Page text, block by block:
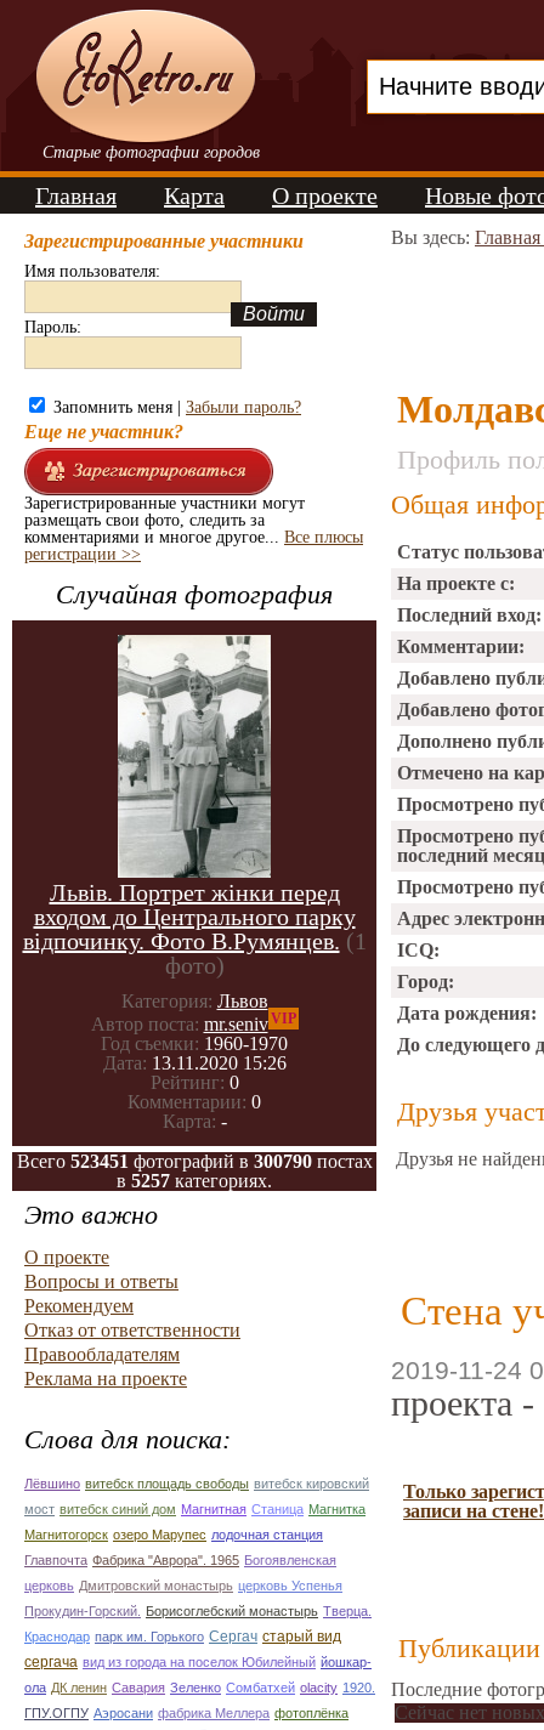
Старые фотографии городов
Главная Карта О проекте Новые
Зарегистрированные участники
Имя пользователя:
Пароль:
Запомнить меня | Забыли пароль?
Еще не участник?
Зарегистрированные участники могут
размещать свои фото, следить за
комментариями и многое другое... Все плюсы
регистрации >>
Случайная фотография
Львів. Портрет жінки перед
входом до Центрального парку
відпочинку. Фото В.Румянцев. (1
фото)
Категория: Львов
Автор поста: mr.senivVIP
Год съемки: 1960-1970
Дата: 13.11.2020 15:26
Рейтинг: 0
Комментарии: 0
Карта: -
Всего 523451 фотографий в 300790постах
в 5257 категориях.
Это важно
О проекте
Вопросы и ответы
Рекомендуем
Отказ от ответственности
Правообладателям
Реклама на проекте
Слова для поиска:
Лёвшино витебск площадь свободы витебск кировский
мост витебск синий дом Магнитная Станица Магнитка
Магнитогорск озеро Марупес лодочная станция
Главпочта Фабрика "Аврора". 1965 Богоявленская
церковь Дмитровский монастырь церковь Успенья
Прокудин-Горский.
Борисоглебский монастырь Тверца.
Краснодар парк им. Горького Сергач старый вид
сергача вид из города на поселок Юбилейный йошкар-
ола ДК ленин Савария Зеленко Сомбатхей olacity 1920.
ГПУ.ОГПУ Аэросани фабрика Меллера фотоплёнка
Вы здесь:
Профиль
Общая
Статус
На проекте с:
Последний вход:
Комментарии:
Добавлено
Добавлено
Дополнено
Отмечено на
Просмотрено
Просмотрено
последний
Просмотрено
Адрес
ICQ:
Город:
Дата рождения:
До следующего
Друзья
Друзья не
Стена
2019-11-24
проекта
Только
записи на стене!
Публикации
Последние
Сейчас нет